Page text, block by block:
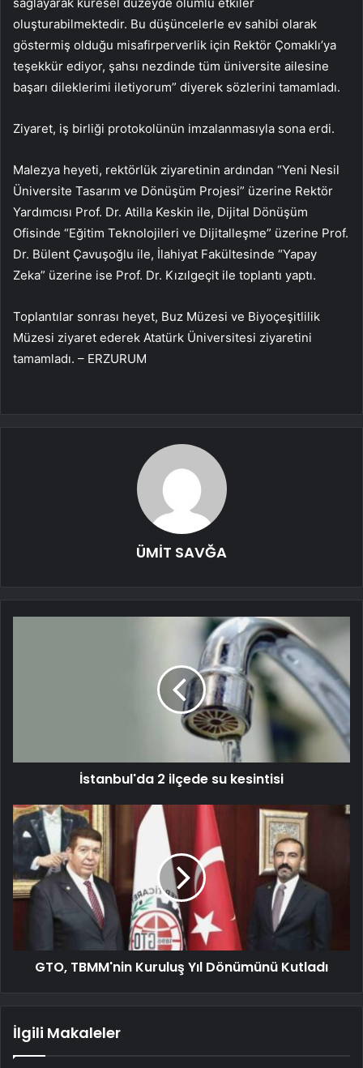
sağlayarak küresel düzeyde olumlu etkiler
oluşturabilmektedir. Bu düşüncelerle ev sahibi olarak
göstermiş olduğu misafirperverlik için Rektör Çomaklı’ya
teşekkür ediyor, şahsı nezdinde tüm üniversite ailesine
başarı dileklerimi iletiyorum” diyerek sözlerini tamamladı.
Ziyaret, iş birliği protokolünün imzalanmasıyla sona erdi.
Malezya heyeti, rektörlük ziyaretinin ardından “Yeni Nesil
Üniversite Tasarım ve Dönüşüm Projesi” üzerine Rektör
Yardımcısı Prof. Dr. Atilla Keskin ile, Dijital Dönüşüm
Ofisinde “Eğitim Teknolojileri ve Dijitalleşme” üzerine Prof.
Dr. Bülent Çavuşoğlu ile, İlahiyat Fakültesinde “Yapay
Zeka” üzerine ise Prof. Dr. Kızılgeçit ile toplantı yaptı.
Toplantılar sonrası heyet, Buz Müzesi ve Biyoçeşitlilik
Müzesi ziyaret ederek Atatürk Üniversitesi ziyaretini
tamamladı. – ERZURUM
ÜMİT SAVĞA
İstanbul'da 2 ilçede su kesintisi
GTO, TBMM'nin Kuruluş Yıl Dönümünü Kutladı
İlgili Makaleler